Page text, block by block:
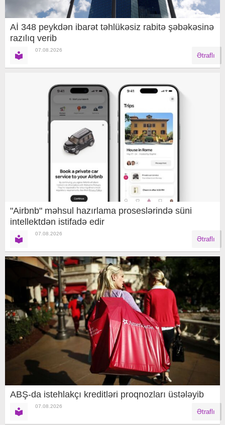
Aİ 348 peykdən ibarət təhlükəsiz rabitə şəbəkəsinə
razılıq verib
07.08.2026
Ətraflı
"Airbnb" məhsul hazırlama proseslərində süni
intellektdən istifadə edir
07.08.2026
Ətraflı
ABŞ-da istehlakçı kreditləri proqnozları üstələyib
07.08.2026
Ətraflı